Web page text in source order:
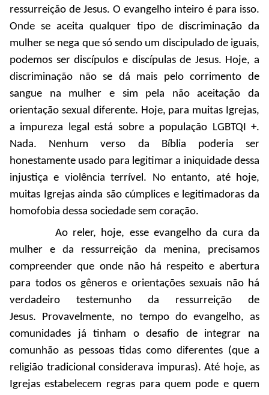
ressurreição de Jesus. O evangelho inteiro é para isso.
Onde se aceita qualquer tipo de discriminação da
mulher se nega que só sendo um discipulado de iguais,
podemos ser discípulos e discípulas de Jesus. Hoje, a
discriminação não se dá mais pelo corrimento de
sangue na mulher e sim pela não aceitação da
orientação sexual diferente. Hoje, para muitas Igrejas,
a impureza legal está sobre a população LGBTQI +.
Nada. Nenhum verso da Bíblia poderia ser
honestamente usado para legitimar a iniquidade dessa
injustiça e violência terrível. No entanto, até hoje,
muitas Igrejas ainda são cúmplices e legitimadoras da
homofobia dessa sociedade sem coração.
Ao reler, hoje, esse evangelho da cura da
mulher e da ressurreição da menina, precisamos
compreender que onde não há respeito e abertura
para todos os gêneros e orientações sexuais não há
verdadeiro testemunho da ressurreição de
Jesus. Provavelmente, no tempo do evangelho, as
comunidades já tinham o desafio de integrar na
comunhão as pessoas tidas como diferentes (que a
religião tradicional considerava impuras). Até hoje, as
Igrejas estabelecem regras para quem pode e quem